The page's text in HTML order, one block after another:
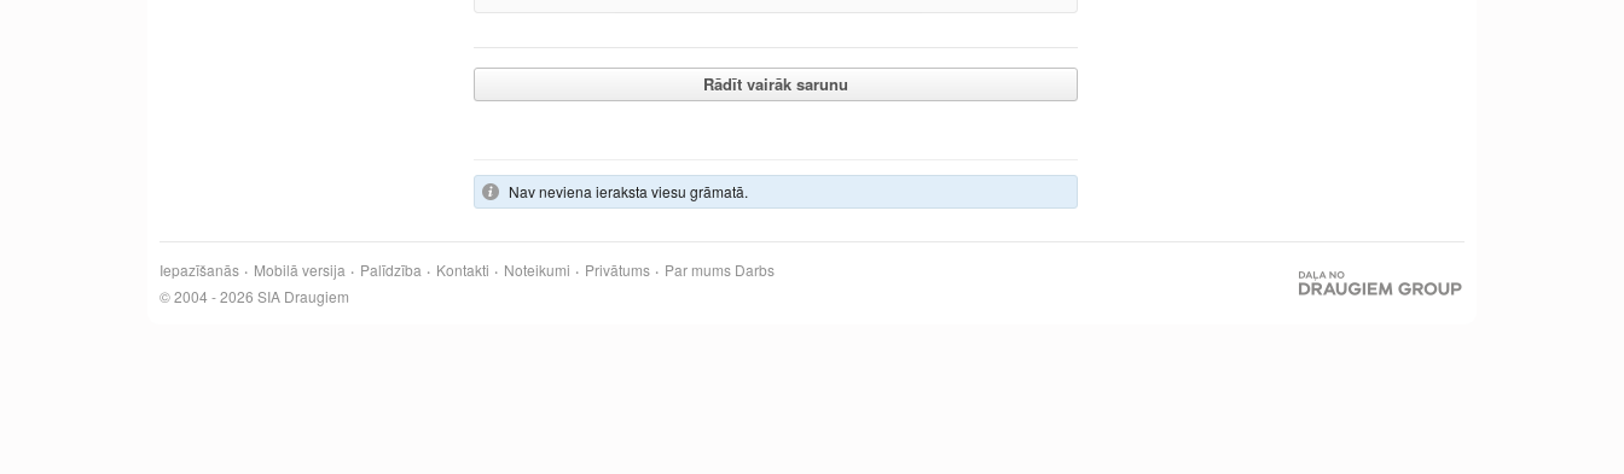
Rādīt vairāk sarunu
Nav neviena ieraksta viesu grāmatā.
Iepazīšanās Mobilā versija Palīdzība Kontakti Noteikumi Privātums Par mums Darbs
© 2004 - 2026 SIA Draugiem